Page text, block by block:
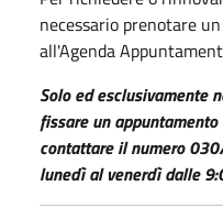
necessario prenotare
all'Agenda
Solo ed esclusivamente
fissare un
contattare il numero
lunedì al venerdì dalle